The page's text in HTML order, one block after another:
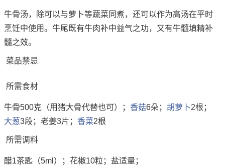
牛骨汤，除可以与萝卜等蔬菜同煮，还可以作为高汤在平时
烹饪中使用。牛尾既有牛肉补中益气之功，又有牛髓填精补
髓之效。
菜品禁忌
所需食材
牛骨500克（用猪大骨代替也可）； 香菇6朵； 胡萝卜2根；
大葱3段；老姜3片； 香菜2根
所需调料
醋1茶匙（5ml）；花椒10粒；盐适量；